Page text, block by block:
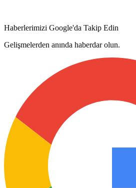
Haberlerimizi Google'da Takip Edin
Gelişmelerden anında haberdar olun.